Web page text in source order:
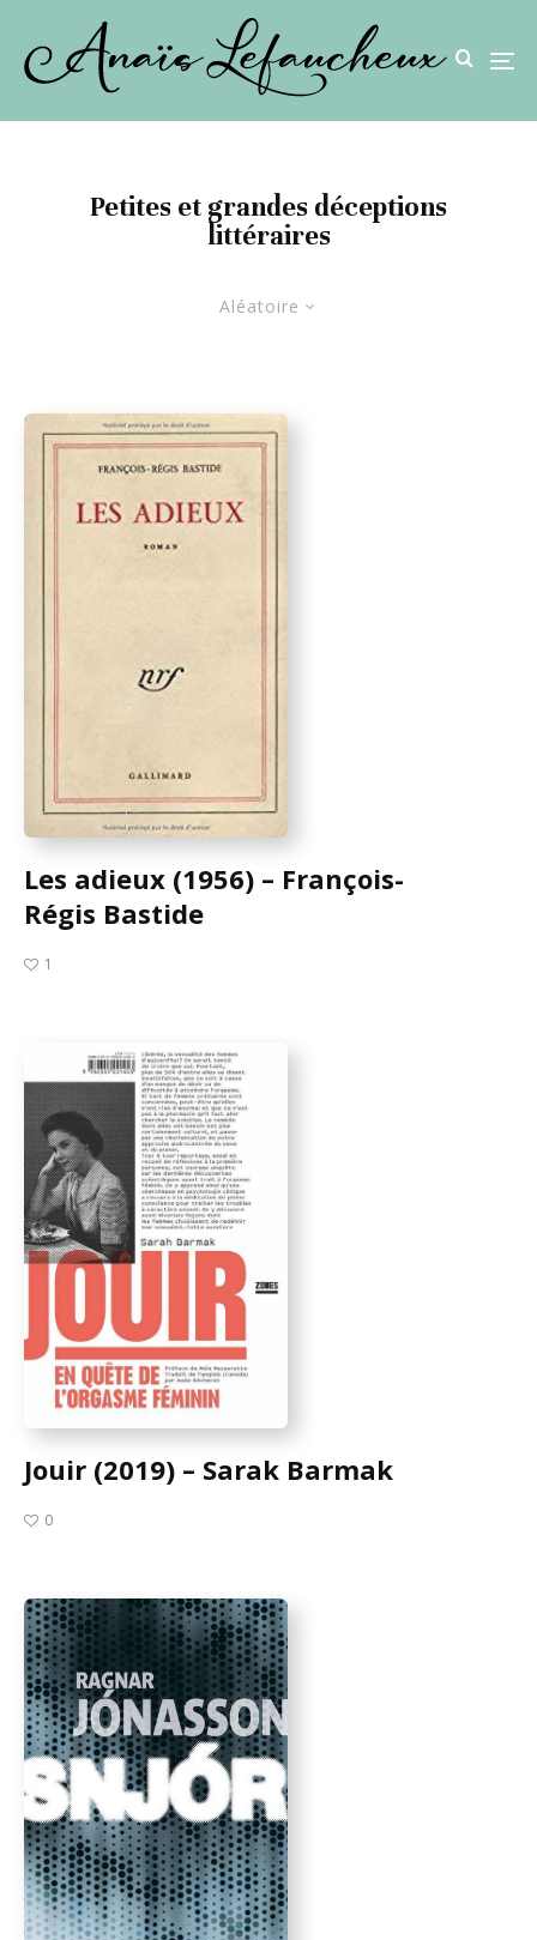
Petites et grandes déceptions
littéraires
Aléatoire
Les adieux (1956) – François-
Régis Bastide
1
Jouir (2019) – Sarak Barmak
0